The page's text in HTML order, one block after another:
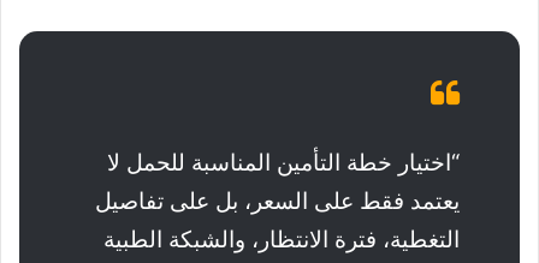
“اختيار خطة التأمين المناسبة للحمل لا
يعتمد فقط على السعر، بل على تفاصيل
التغطية، فترة الانتظار، والشبكة الطبية